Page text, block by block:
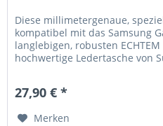
Diese millimetergenaue,
kompatibel mit das Samsung
langlebigen, robusten
hochwertige Ledertasche von
27,90 € *
Merken